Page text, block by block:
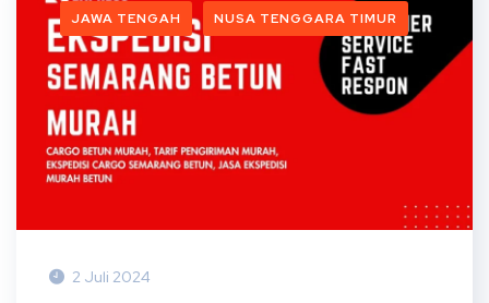
JAWA TENGAH NUSA TENGGARA TIMUR
2 Juli 2024